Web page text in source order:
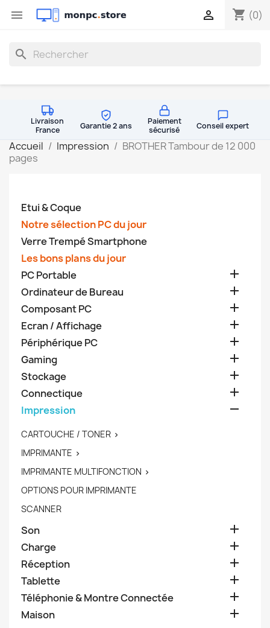
 shopping_cart (0)

search
Livraison
France
Garantie 2 ans
Paiement
sécurisé
Conseil expert
Accueil Impression
BROTHER Tambour de 12 000
pages
Etui & Coque
Notre sélection PC du jour
Verre Trempé Smartphone
Les bons plans du jour
PC Portable

Ordinateur de Bureau 
Composant PC 
Ecran / Affichage 
Périphérique PC 
Gaming 
Stockage 
Connectique 
Impression 
CARTOUCHE / TONER 
IMPRIMANTE 
IMPRIMANTE MULTIFONCTION 
OPTIONS POUR IMPRIMANTE
SCANNER
Son 
Charge 
Réception 
Tablette 
Téléphonie & Montre Connectée 
Maison 